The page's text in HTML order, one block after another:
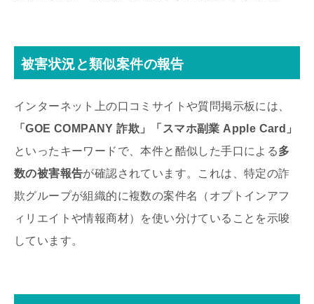
被害状況と類似案件の報告
インターネット上の口コミサイトや質問掲示板には、
「GOE COMPANY 詐欺」「スマホ副業 Apple Card」
といったキーワードで、本件と酷似した手口による多
数の被害報告が確認されています。これは、特定の詐
欺グループが組織的に複数の案件名（オプトインアフ
ィリエイトや情報商材）を使い分けていることを示唆
しています。